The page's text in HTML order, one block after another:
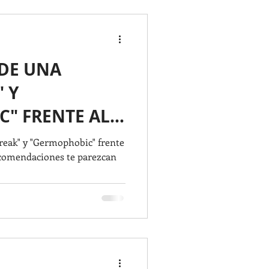
Cleaning
McAllen,
UNA
Y
FRENTE AL
y "Germophobic" frente
te parezcan